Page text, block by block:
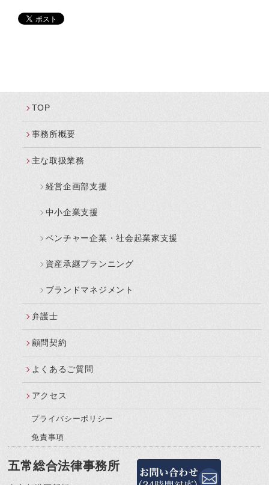
TOP
事務所概要
主な取扱業務
経営企画部支援
中小企業支援
ベンチャー企業・社会起業家支援
資産承継プランニング
ブランドマネジメント
弁護士
顧問契約
よくあるご質問
アクセス
プライバシーポリシー
免責事項
五常総合法律事務所